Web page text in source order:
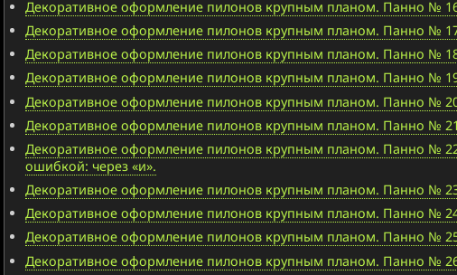
Декоративное оформление пилонов крупным планом. Панно №
Декоративное оформление пилонов крупным планом. Панно №
Декоративное оформление пилонов крупным планом. Панно №
Декоративное оформление пилонов крупным планом. Панно №
Декоративное оформление пилонов крупным планом. Панно №
Декоративное оформление пилонов крупным планом. Панно №
Декоративное оформление пилонов крупным планом. Панно №
ошибкой: через «и».
Декоративное оформление пилонов крупным планом. Панно №
Декоративное оформление пилонов крупным планом. Панно №
Декоративное оформление пилонов крупным планом. Панно №
Декоративное оформление пилонов крупным планом. Панно №